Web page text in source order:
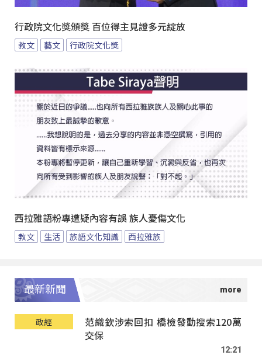
行政院文化獎頒獎 百位得主見證多元綻放
教文 藝文 行政院文化獎
西拉雅語粉專遭疑內容有誤 族人憂傷文化
教文 生活 族語文化知識 西拉雅族
最新新聞
政經
范織欽涉索回扣 橋檢發動搜索120萬
交保
12:21